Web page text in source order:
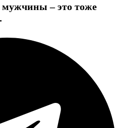
мужчины – это тоже